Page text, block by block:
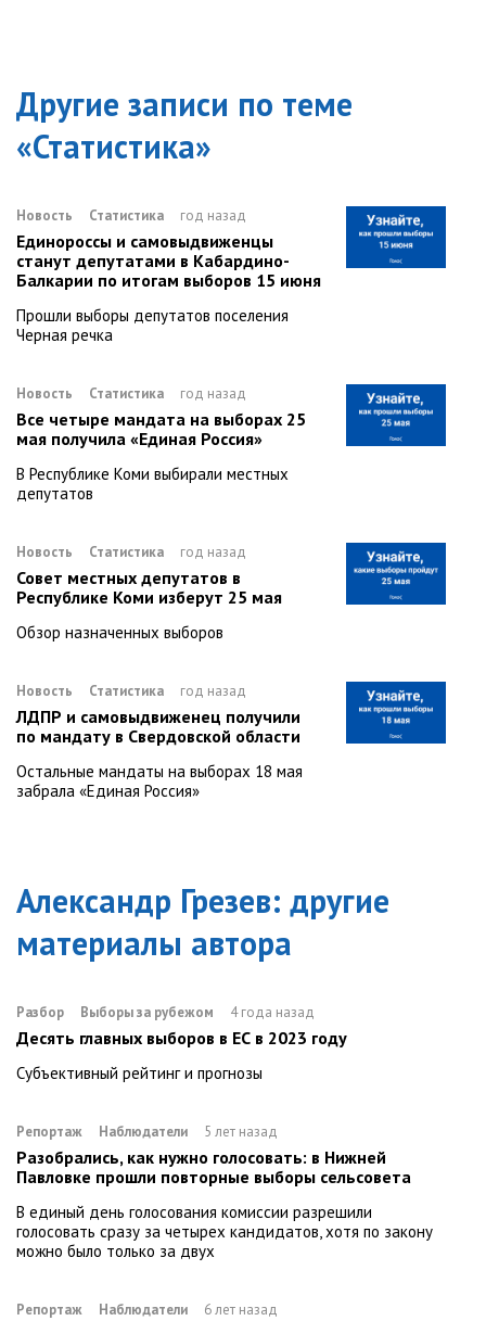
Другие записи по теме
«Статистика»
Новость Статистика год назад
Единороссы и самовыдвиженцы
станут депутатами в Кабардино-
Балкарии по итогам выборов 15 июня
Прошли выборы депутатов поселения
Черная речка
Новость Статистика год назад
Все четыре мандата на выборах 25
мая получила «Единая Россия»
В Республике Коми выбирали местных
депутатов
Новость Статистика год назад
Совет местных депутатов в
Республике Коми изберут 25 мая
Обзор назначенных выборов
Новость Статистика год назад
ЛДПР и самовыдвиженец получили
по мандату в Свердовской области
Остальные мандаты на выборах 18 мая
забрала «Единая Россия»
Александр Грезев: другие
материалы автора
Разбор Выборы за рубежом 4 года назад
Десять главных выборов в ЕС в 2023 году
Субъективный рейтинг и прогнозы
Репортаж Наблюдатели 5 лет назад
Разобрались, как нужно голосовать: в Нижней
Павловке прошли повторные выборы сельсовета
В единый день голосования комиссии разрешили
голосовать сразу за четырех кандидатов, хотя по закону
можно было только за двух
Репортаж Наблюдатели 6 лет назад